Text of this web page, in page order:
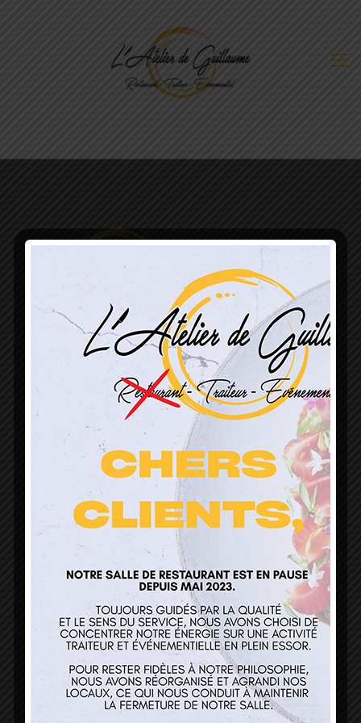
L’Atelier de Guillaume
1 Lieu Dit Sur Les Prés
68160 Sainte Marie Aux Mines
contact@atelierdeguillaume.fr
03 89 22 37 08
Restaurant
Traiteur et événementiel